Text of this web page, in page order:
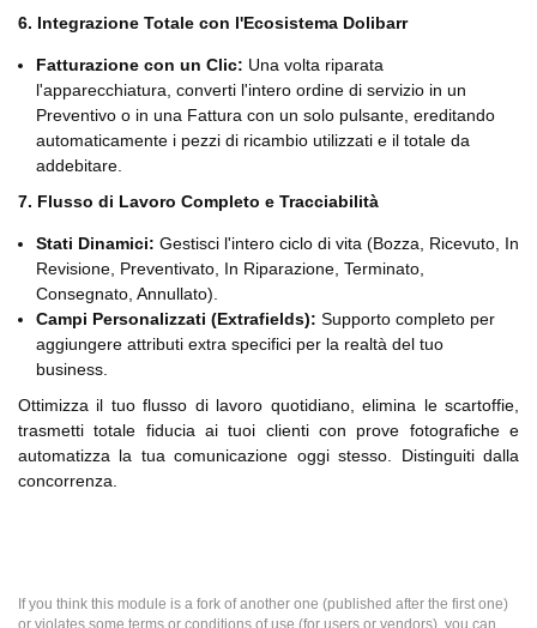
6. Integrazione Totale con l'Ecosistema Dolibarr
Fatturazione con un Clic: Una volta riparata
l'apparecchiatura, converti l'intero ordine di servizio in un
Preventivo o in una Fattura con un solo pulsante, ereditando
automaticamente i pezzi di ricambio utilizzati e il totale da
addebitare.
7. Flusso di Lavoro Completo e Tracciabilità
Stati Dinamici: Gestisci l'intero ciclo di vita (Bozza, Ricevuto, In
Revisione, Preventivato, In Riparazione, Terminato,
Consegnato, Annullato).
Campi Personalizzati (Extrafields): Supporto completo per
aggiungere attributi extra specifici per la realtà del tuo
business.
Ottimizza il tuo flusso di lavoro quotidiano, elimina le scartoffie,
trasmetti totale fiducia ai tuoi clienti con prove fotografiche e
automatizza la tua comunicazione oggi stesso. Distinguiti dalla
concorrenza.
If you think this module is a fork of another one (published after the first one)
or violates some terms or conditions of use (for users or vendors), you can